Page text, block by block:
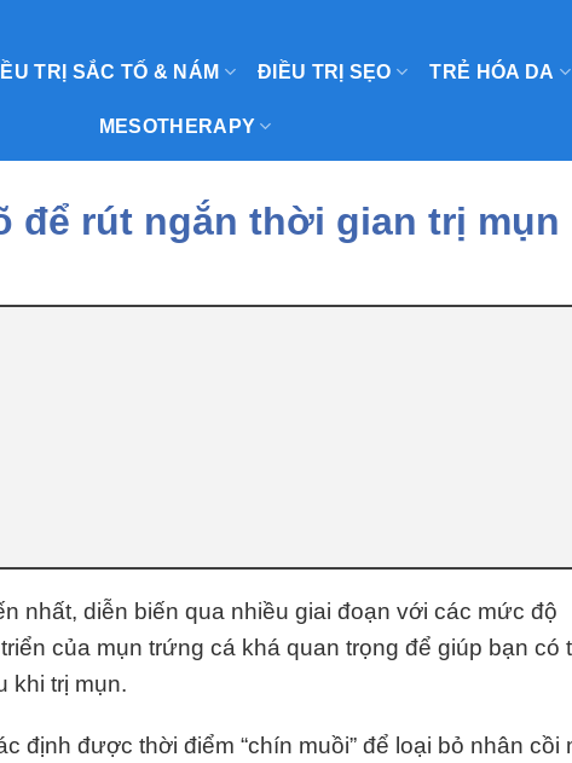
TRỊ SẮC TỐ & NÁM ĐIỀU TRỊ SẸO TRẺ HÓA DA
MESOTHERAPY
để rút ngắn thời gian trị mụn
nhất, diễn biến qua nhiều giai đoạn với các mức độ
của mụn trứng cá khá quan trọng để giúp bạn có
khi trị mụn.
định được thời điểm “chín muồi” để loại bỏ nhân cồi